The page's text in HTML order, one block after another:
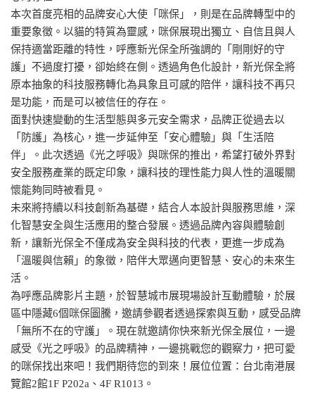
本次首度亮相的品牌安心大使「咪保」，則是在品牌轉型中的
重要象徵。以貓的特質為靈感，咪保展現出獨立、自信且與人
保持適當距離的特性，呼應新光保全所強調的「剛剛好的守
護」不過度打擾，卻始終在側。透過角色化設計，新光保全將
原本抽象的科技服務轉化為具象且可感的陪伴，讓科技不再只
是功能，而是可以被信任的存在。
面對快速變動的生活型態與多元安全需求，品牌正從過去以
「防護」為核心，進一步延伸至「安心體驗」與「生活陪
伴」。此次透過《光之呼吸》與咪保的推出，希望打破外界對
安全服務產業的既定印象，讓科技的理性能力與人性的溫暖關
懷能夠同時被看見。
未來將持續以科技創新為基礎，結合人本設計與服務思維，深
化智慧安全與生活應用的整合發展。透過品牌內容與體驗創
新，讓新光保全不僅成為安全與科技的代表，更進一步成為
「溫暖與信賴」的象徵，陪伴大眾邁向更智慧、安心的未來生
活。
為呼應品牌影片主題，於智慧城市展現場設計互動體驗，於展
區中隱藏6個咪保圖騰，邀請參觀者透過探索與互動，感受品牌
「無所不在的守護」。現在就邀請你快來新光保全展位，一邊
感受《光之呼吸》的品牌精神，一邊挑戰您的觀察力，把可愛
的咪保找出來吧！我們期待您的到來！展位位置：台北南港展
覽館2館1F P202a、4F R1013。